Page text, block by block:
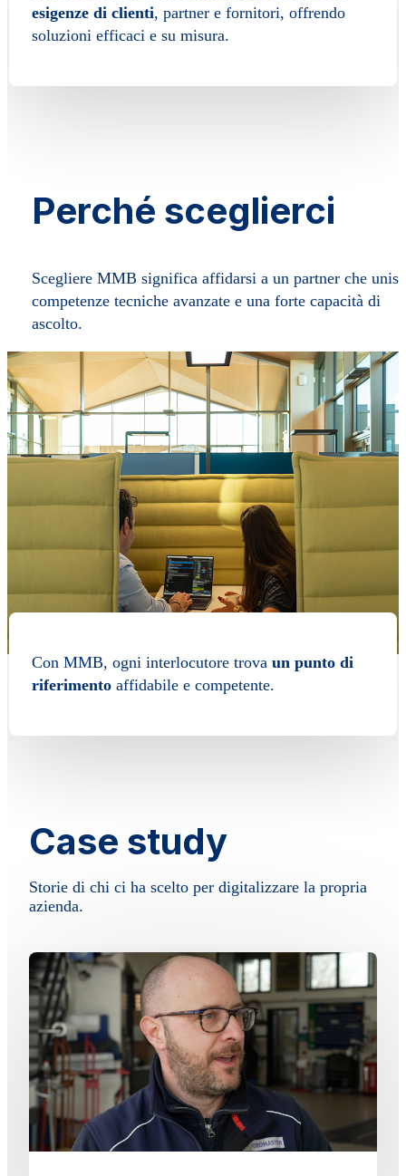
esigenze di clienti, partner e fornitori, offrendo
soluzioni efficaci e su misura.
Perché sceglierci
Scegliere MMB significa affidarsi a un partner che
competenze tecniche avanzate e una forte capacità di
ascolto.
Con MMB, ogni interlocutore trova un punto di
riferimento affidabile e competente.
Case study
Storie di chi ci ha scelto per digitalizzare la propria
azienda.